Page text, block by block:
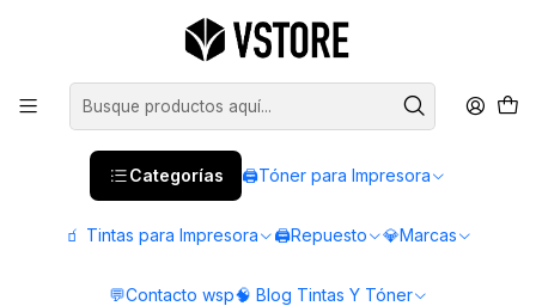
Categorías 🖨️Tóner para Impresora
🧃 Tintas para Impresora 🖨️Repuesto 💎Marcas
💬Contacto wsp🧠 Blog Tintas Y Tóner